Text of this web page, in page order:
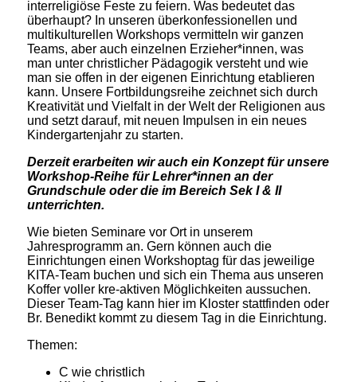
interreligiöse Feste zu feiern. Was bedeutet das
überhaupt? In unseren überkonfessionellen und
multikulturellen Workshops vermitteln wir ganzen
Teams, aber auch einzelnen Erzieher*innen, was
man unter christlicher Pädagogik versteht und wie
man sie offen in der eigenen Einrichtung etablieren
kann. Unsere Fortbildungsreihe zeichnet sich durch
Kreativität und Vielfalt in der Welt der Religionen aus
und setzt darauf, mit neuen Impulsen in ein neues
Kindergartenjahr zu starten.
Derzeit erarbeiten wir auch ein Konzept für unsere
Workshop-Reihe für Lehrer*innen an der
Grundschule oder die im Bereich Sek I & II
unterrichten.
Wie bieten Seminare vor Ort in unserem
Jahresprogramm an. Gern können auch die
Einrichtungen einen Workshoptag für das jeweilige
KITA-Team buchen und sich ein Thema aus unseren
Koffer voller kre-aktiven Möglichkeiten aussuchen.
Dieser Team-Tag kann hier im Kloster stattfinden oder
Br. Benedikt kommt zu diesem Tag in die Einrichtung.
Themen:
C wie christlich